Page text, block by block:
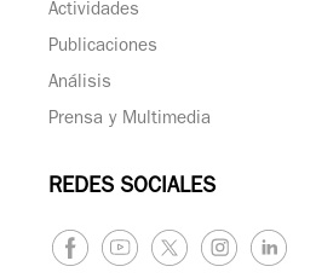
Actividades
Publicaciones
Análisis
Prensa y Multimedia
REDES SOCIALES